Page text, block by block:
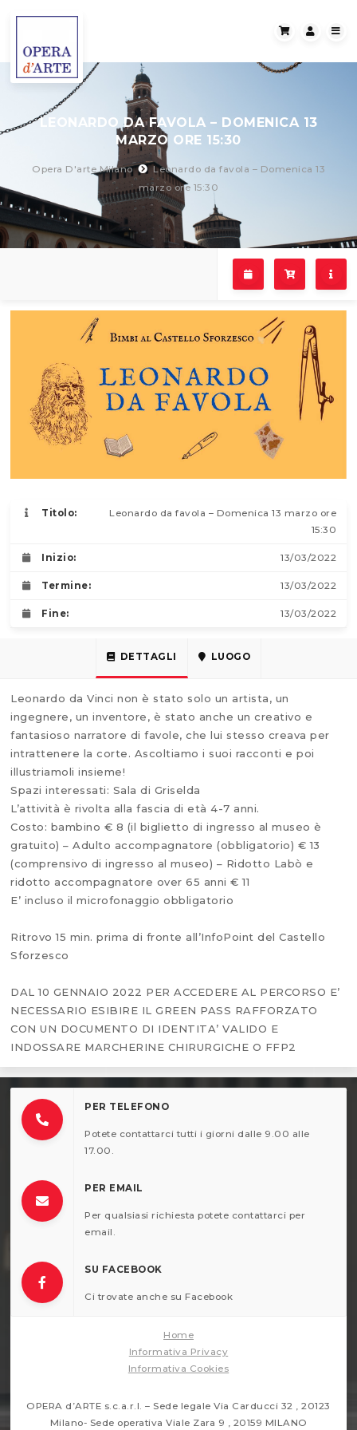
LEONARDO DA FAVOLA – DOMENICA 13
MARZO ORE 15:30
Opera D'arte Milano
Leonardo da favola – Domenica 13
marzo ore 15:30
Titolo:
Leonardo da favola – Domenica 13 marzo ore
15:30
Inizio: 13/03/2022
Termine: 13/03/2022
Fine: 13/03/2022
DETTAGLI LUOGO
Leonardo da Vinci non è stato solo un artista, un
ingegnere, un inventore, è stato anche un creativo e
fantasioso narratore di favole, che lui stesso creava per
intrattenere la corte. Ascoltiamo i suoi racconti e poi
illustriamoli insieme!
Spazi interessati: Sala di Griselda
L’attività è rivolta alla fascia di età 4-7 anni.
Costo: bambino € 8 (il biglietto di ingresso al museo è
gratuito) – Adulto accompagnatore (obbligatorio) € 13
(comprensivo di ingresso al museo) – Ridotto Labò e
ridotto accompagnatore over 65 anni € 11
E’ incluso il microfonaggio obbligatorio
Ritrovo 15 min. prima di fronte all’InfoPoint del Castello
Sforzesco
DAL 10 GENNAIO 2022 PER ACCEDERE AL PERCORSO E’
NECESSARIO ESIBIRE IL GREEN PASS RAFFORZATO
CON UN DOCUMENTO DI IDENTITA’ VALIDO E
INDOSSARE MARCHERINE CHIRURGICHE O FFP2
PER TELEFONO
Potete contattarci tutti i giorni dalle 9.00 alle
17.00.
PER EMAIL
Per qualsiasi richiesta potete contattarci per
email.
SU FACEBOOK
Ci trovate anche su Facebook
Home
Informativa Privacy
Informativa Cookies
OPERA d’ARTE s.c.a.r.l. – Sede legale Via Carducci 32 , 20123
Milano- Sede operativa Viale Zara 9 , 20159 MILANO